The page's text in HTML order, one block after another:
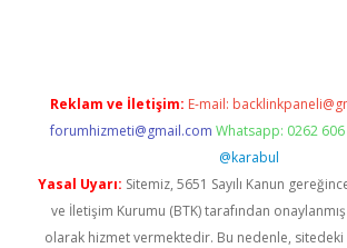
Reklam ve İletişim: E-mail:
forumhizmeti@gmail.com Whatsapp: 0262
@karabul
Yasal Uyarı: Sitemiz, 5651 Sayılı Kanun
ve İletişim Kurumu (BTK) tarafından onaylanmış
olarak hizmet vermektedir. Bu nedenle,